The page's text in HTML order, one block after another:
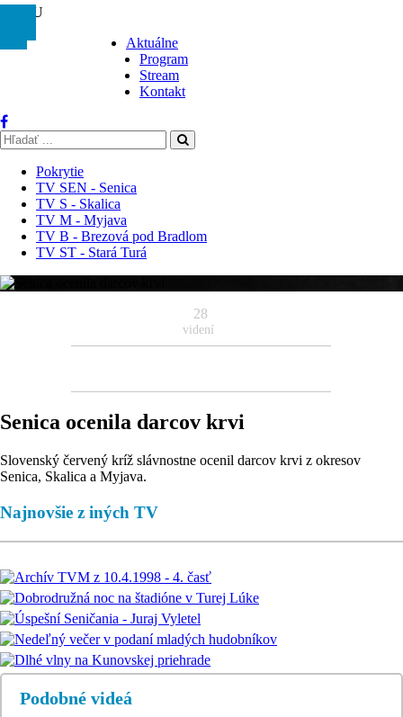
MENU
Aktuálne
Program
Stream
Kontakt
Pokrytie
TV SEN - Senica
TV S - Skalica
TV M - Myjava
TV B - Brezová pod Bradlom
TV ST - Stará Turá
28
videní
Senica ocenila darcov krvi
Slovenský červený kríž slávnostne ocenil darcov krvi z okresov
Senica, Skalica a Myjava.
Najnovšie z iných TV
Podobné videá